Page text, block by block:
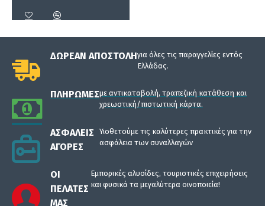
ΔΩΡΕΆΝ ΑΠΟΣΤΟΛΉγια όλες τις παραγγελίες εντός
Ελλάδας.
ΠΛΗΡΩΜΈΣμε αντικαταβολή, τραπεζική κατάθεση και
χρεωστική/πιστωτική κάρτα.
ΑΣΦΑΛΕΊΣ
ΑΓΟΡΈΣ
Υιοθετούμε τις καλύτερες πρακτικές για την
ασφάλεια των συναλλαγών
ΟΙ
ΠΕΛΆΤΕΣ
ΜΑΣ
Εμπορικές αλυσίδες, τουριστικές επιχειρήσεις
και φυσικά τα μεγαλύτερα οινοποιεία!